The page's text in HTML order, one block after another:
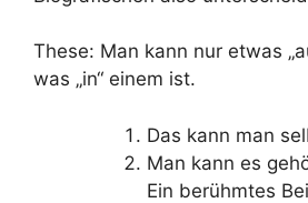
These: Man kann nur etwas
was „in“ einem ist.
Das kann man
Man kann es
Ein berühmtes